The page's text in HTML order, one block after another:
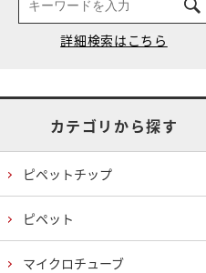
カテゴリから探す
ピペットチップ
ピペット
マイクロチューブ